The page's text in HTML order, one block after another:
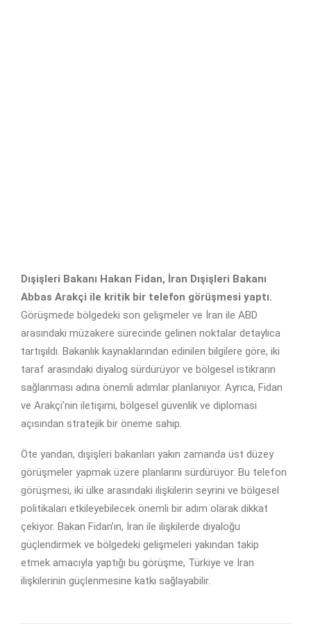
Dışişleri Bakanı Hakan Fidan, İran Dışişleri Bakanı
Abbas Arakçi ile kritik bir telefon görüşmesi yaptı.
Görüşmede bölgedeki son gelişmeler ve İran ile ABD
arasındaki müzakere sürecinde gelinen noktalar detaylıca
tartışıldı. Bakanlık kaynaklarından edinilen bilgilere göre, iki
taraf arasındaki diyalog sürdürüyor ve bölgesel istikrarın
sağlanması adına önemli adımlar planlanıyor. Ayrıca, Fidan
ve Arakçi'nin iletişimi, bölgesel güvenlik ve diplomasi
açısından stratejik bir öneme sahip.
Öte yandan, dışişleri bakanları yakın zamanda üst düzey
görüşmeler yapmak üzere planlarını sürdürüyor. Bu telefon
görüşmesi, iki ülke arasındaki ilişkilerin seyrini ve bölgesel
politikaları etkileyebilecek önemli bir adım olarak dikkat
çekiyor. Bakan Fidan’ın, İran ile ilişkilerde diyaloğu
güçlendirmek ve bölgedeki gelişmeleri yakından takip
etmek amacıyla yaptığı bu görüşme, Türkiye ve İran
ilişkilerinin güçlenmesine katkı sağlayabilir.